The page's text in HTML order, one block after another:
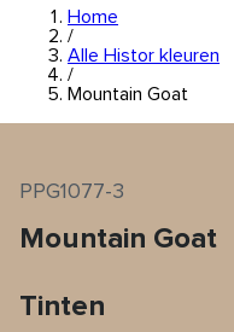
Home
/
Alle Histor kleuren
/
Mountain Goat
PPG1077-3
Mountain Goat
Tinten